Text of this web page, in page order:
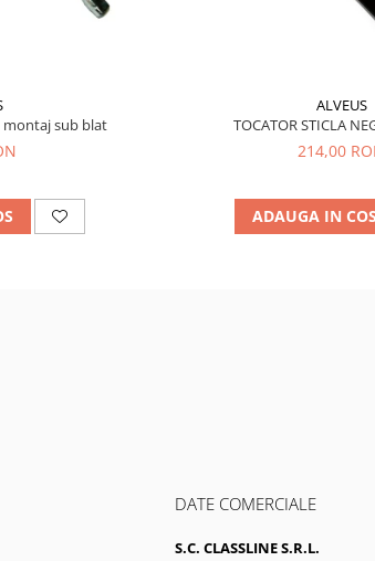
sub blat
ALVEUS
TOCATOR STICLA
214,00
ADAUGA IN COS
DATE COMERCIALE
S.C. CLASSLINE S.R.L.